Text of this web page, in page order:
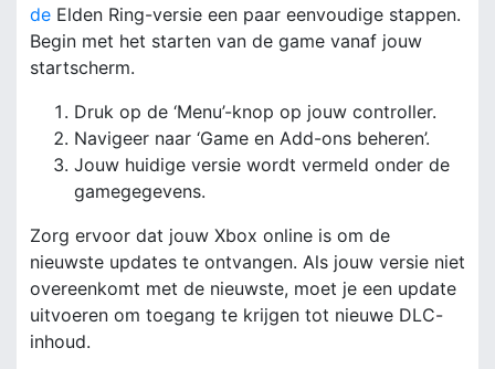
de Elden Ring-versie een paar eenvoudige stappen.
Begin met het starten van de game vanaf jouw
startscherm.
Druk op de ‘Menu’-knop op jouw controller.
Navigeer naar ‘Game en Add-ons beheren’.
Jouw huidige versie wordt vermeld onder de
gamegegevens.
Zorg ervoor dat jouw Xbox online is om de
nieuwste updates te ontvangen. Als jouw versie niet
overeenkomt met de nieuwste, moet je een update
uitvoeren om toegang te krijgen tot nieuwe DLC-
inhoud.